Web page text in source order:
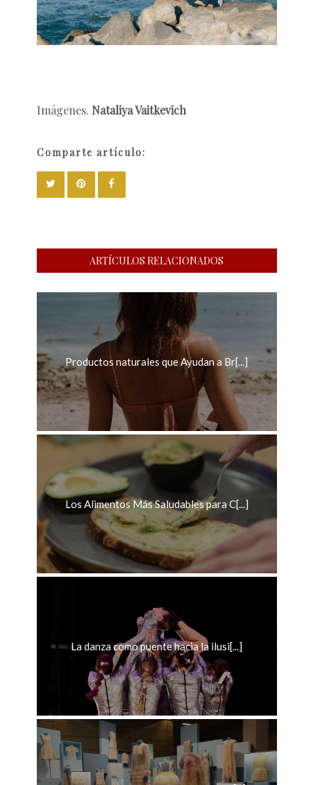
Imágenes. Nataliya Vaitkevich
Comparte artículo:
ARTÍCULOS RELACIONADOS
Productos naturales que Ayudan a Br[...]
Los Alimentos Más Saludables para C[...]
La danza como puente hacia la ilusi[...]